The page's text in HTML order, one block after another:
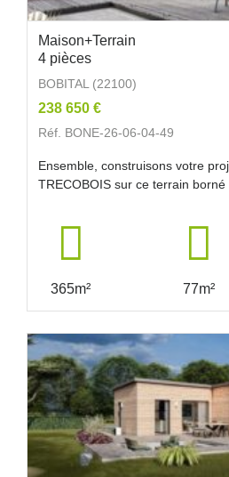
Maison+Terrain
4 pièces
BOBITAL (22100)
238 650 €
Réf. BONE-26-06-04-49
Ensemble, construisons votre
TRECOBOIS sur ce terrain borné
365m² 77m²